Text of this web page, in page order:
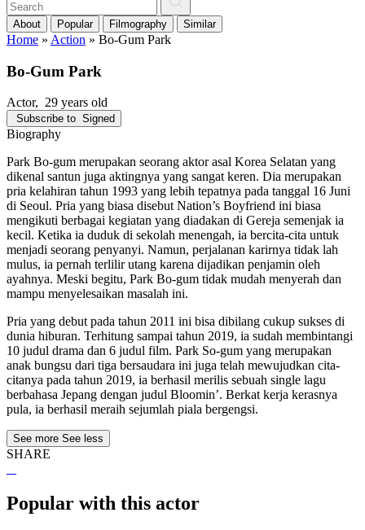
About Popular Filmography Similar
Home » Action » Bo-Gum Park
Bo-Gum Park
Actor, 29 years old
Subscribe to Signed
Biography
Park Bo-gum merupakan seorang aktor asal Korea Selatan yang
dikenal santun juga aktingnya yang sangat keren. Dia merupakan
pria kelahiran tahun 1993 yang lebih tepatnya pada tanggal 16 Juni
di Seoul. Pria yang biasa disebut Nation’s Boyfriend ini biasa
mengikuti berbagai kegiatan yang diadakan di Gereja semenjak ia
kecil. Ketika ia duduk di sekolah menengah, ia bercita-cita untuk
menjadi seorang penyanyi. Namun, perjalanan karirnya tidak lah
mulus, ia pernah terlilir utang karena dijadikan penjamin oleh
ayahnya. Meski begitu, Park Bo-gum tidak mudah menyerah dan
mampu menyelesaikan masalah ini.
Pria yang debut pada tahun 2011 ini bisa dibilang cukup sukses di
dunia hiburan. Terhitung sampai tahun 2019, ia sudah membintangi
10 judul drama dan 6 judul film. Park So-gum yang merupakan
anak bungsu dari tiga bersaudara ini juga telah mewujudkan cita-
citanya pada tahun 2019, ia berhasil merilis sebuah single lagu
berbahasa Jepang dengan judul Bloomin’. Berkat kerja kerasnya
pula, ia berhasil meraih sejumlah piala bergengsi.
See more See less
SHARE
Popular with this actor